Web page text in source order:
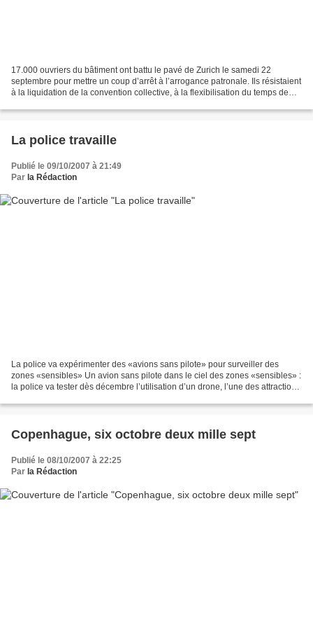
17.000 ouvriers du bâtiment ont battu le pavé de Zurich le samedi 22
septembre pour mettre un coup d’arrêt à l’arrogance patronale. Ils résistaient
à la liquidation de la convention collective, à la flexibilisation du temps de
La police travaille
Publié le 09/10/2007 à 21:49
Par la Rédaction
La police va expérimenter des «avions sans pilote» pour surveiller des
zones «sensibles» Un avion sans pilote dans le ciel des zones «sensibles» :
la police va tester dès décembre l’utilisation d’un drone, l’une des attractions
Copenhague, six octobre deux mille sept
Publié le 08/10/2007 à 22:25
Par la Rédaction